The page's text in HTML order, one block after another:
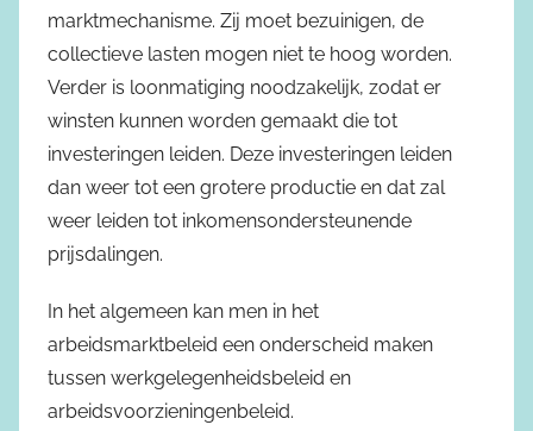
marktmechanisme. Zij moet bezuinigen, de
collectieve lasten mogen niet te hoog worden.
Verder is loonmatiging noodzakelijk, zodat er
winsten kunnen worden gemaakt die tot
investeringen leiden. Deze investeringen leiden
dan weer tot een grotere productie en dat zal
weer leiden tot inkomensondersteunende
prijsdalingen.
In het algemeen kan men in het
arbeidsmarktbeleid een onderscheid maken
tussen werkgelegenheidsbeleid en
arbeidsvoorzieningenbeleid.